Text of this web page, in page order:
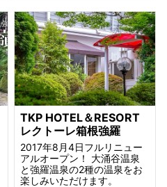
TKP HOTEL＆RESORT
レクトーレ箱根強羅
2017年8月4日フルリニュー
アルオープン！ 大涌谷温泉
と強羅温泉の2種の温泉をお
楽しみいただけます。